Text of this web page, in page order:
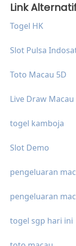
Link
Togel HK
Slot Pulsa
Toto Macau 5D
Live Draw Macau
togel kamboja
Slot Demo
pengeluaran
pengeluaran
togel sgp hari ini